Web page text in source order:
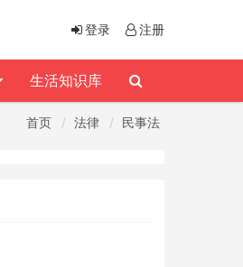
首页 法律 民事法
登录 注册
生活知识库